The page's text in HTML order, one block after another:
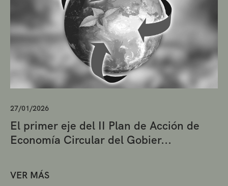
27/01/2026
El primer eje del II Plan de Acción de
Economía Circular del Gobier...
VER MÁS